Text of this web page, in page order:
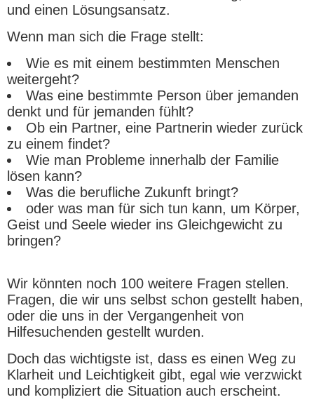
und einen Lösungsansatz.
Wenn man sich die Frage stellt:
Wie es mit einem bestimmten Menschen
weitergeht?
Was eine bestimmte Person über jemanden
denkt und für jemanden fühlt?
Ob ein Partner, eine Partnerin wieder zurück
zu einem findet?
Wie man Probleme innerhalb der Familie
lösen kann?
Was die berufliche Zukunft bringt?
oder was man für sich tun kann, um Körper,
Geist und Seele wieder ins Gleichgewicht zu
bringen?
Wir könnten noch 100 weitere Fragen stellen.
Fragen, die wir uns selbst schon gestellt haben,
oder die uns in der Vergangenheit von
Hilfesuchenden gestellt wurden.
Doch das wichtigste ist, dass es einen Weg zu
Klarheit und Leichtigkeit gibt, egal wie verzwickt
und kompliziert die Situation auch erscheint.